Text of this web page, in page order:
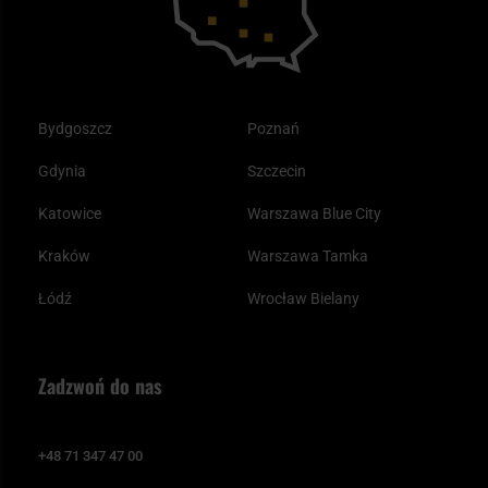
Bydgoszcz
Gdynia
Katowice
Kraków
Łódź
Poznań
Szczecin
Warszawa Blue City
Warszawa Tamka
Wrocław Bielany
Zadzwoń do nas
+48 71 347 47 00